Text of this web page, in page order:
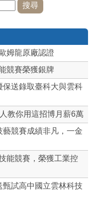
姆龍原廠認證
競賽榮獲銀牌
送錄取臺科大與雲科
教你用這招博月薪6萬
競賽成績非凡，一金
能競賽，榮獲工業控
試高中國立雲林科技